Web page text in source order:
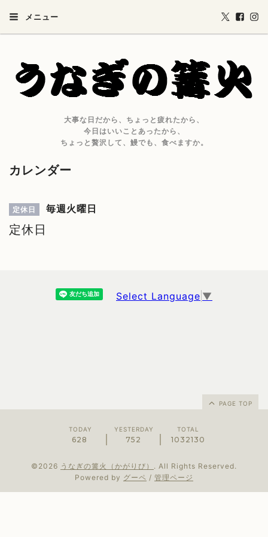
メニュー
大事な日だから、ちょっと疲れたから、
今日はいいことあったから、
ちょっと贅沢して、鰻でも、食べますか。
カレンダー
定休日 毎週火曜日
定休日
Select Language ▼
PAGE TOP
TODAY
628
YESTERDAY
752
TOTAL
1032130
©2026 うなぎの篝火（かがりび） . All Rights Reserved.
Powered by グーペ / 管理ページ